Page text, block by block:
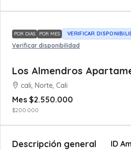
POR DIAS POR MES VERIFICAR
Verificar disponibilidad
Los Almendros
cali, Norte, Cali
Mes $2.550.000
$200.000
Descripción general ID